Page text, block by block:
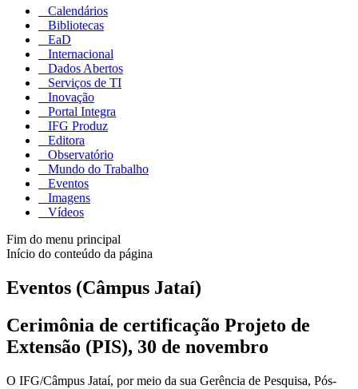
Calendários
Bibliotecas
EaD
Internacional
Dados Abertos
Serviços de TI
Inovação
Portal Integra
IFG Produz
Editora
Observatório
Mundo do Trabalho
Eventos
Imagens
Vídeos
Fim do menu principal
Início do conteúdo da página
Eventos (Câmpus Jataí)
Cerimônia de certificação Projeto de
Extensão (PIS), 30 de novembro
O IFG/Câmpus Jataí, por meio da sua Gerência de Pesquisa, Pós-